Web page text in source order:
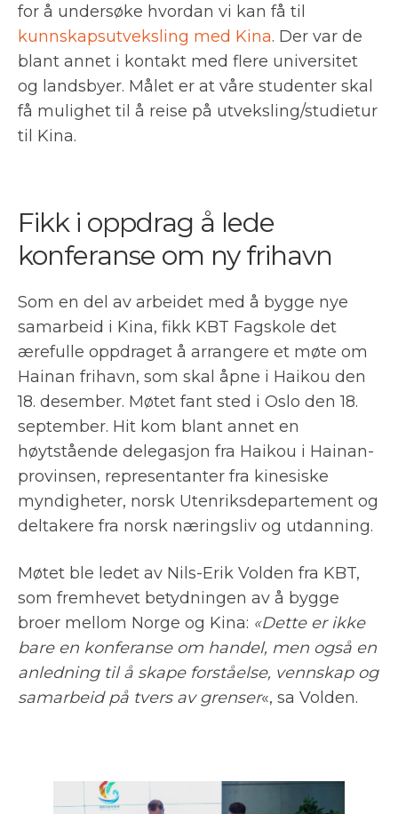
for å undersøke hvordan vi kan få til
kunnskapsutveksling med Kina. Der var de
blant annet i kontakt med flere universitet
og landsbyer. Målet er at våre studenter skal
få mulighet til å reise på utveksling/studietur
til Kina.
Fikk i oppdrag å lede
konferanse om ny frihavn
Som en del av arbeidet med å bygge nye
samarbeid i Kina, fikk KBT Fagskole det
ærefulle oppdraget å arrangere et møte om
Hainan frihavn, som skal åpne i Haikou den
18. desember. Møtet fant sted i Oslo den 18.
september. Hit kom blant annet en
høytstående delegasjon fra Haikou i Hainan-
provinsen, representanter fra kinesiske
myndigheter, norsk Utenriksdepartement og
deltakere fra norsk næringsliv og utdanning.
Møtet ble ledet av Nils-Erik Volden fra KBT,
som fremhevet betydningen av å bygge
broer mellom Norge og Kina: «Dette er ikke
bare en konferanse om handel, men også en
anledning til å skape forståelse, vennskap og
samarbeid på tvers av grenser«, sa Volden.